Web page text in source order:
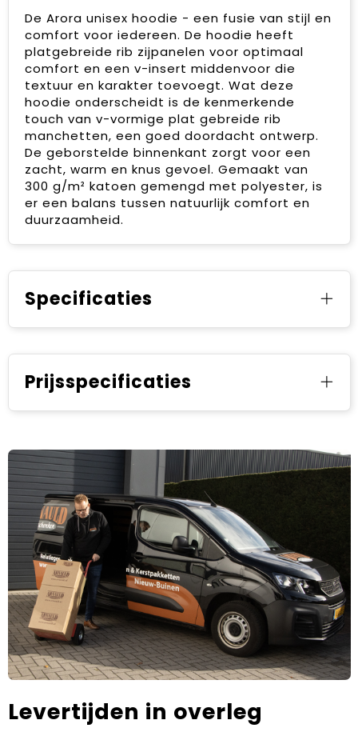
De Arora unisex hoodie - een fusie van stijl en
comfort voor iedereen. De hoodie heeft
platgebreide rib zijpanelen voor optimaal
comfort en een v-insert middenvoor die
textuur en karakter toevoegt. Wat deze
hoodie onderscheidt is de kenmerkende
touch van v-vormige plat gebreide rib
manchetten, een goed doordacht ontwerp.
De geborstelde binnenkant zorgt voor een
zacht, warm en knus gevoel. Gemaakt van
300 g/m² katoen gemengd met polyester, is
er een balans tussen natuurlijk comfort en
duurzaamheid.
Specificaties
Prijsspecificaties
Levertijden in overleg